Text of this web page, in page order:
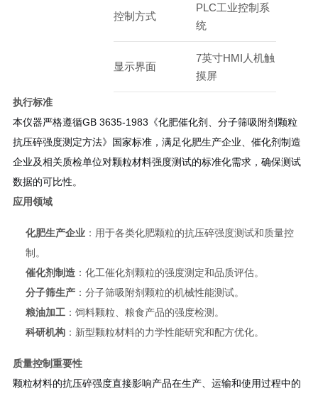
控制方式
PLC工业控制系
统
显示界面
7英寸HMI人机触
摸屏
执行标准
本仪器严格遵循GB 3635-1983《化肥催化剂、分子筛吸附剂颗粒
抗压碎强度测定方法》国家标准，满足化肥生产企业、催化剂制造
企业及相关质检单位对颗粒材料强度测试的标准化需求，确保测试
数据的可比性。
应用领域
化肥生产企业：用于各类化肥颗粒的抗压碎强度测试和质量控
制。
催化剂制造：化工催化剂颗粒的强度测定和品质评估。
分子筛生产：分子筛吸附剂颗粒的机械性能测试。
粮油加工：饲料颗粒、粮食产品的强度检测。
科研机构：新型颗粒材料的力学性能研究和配方优化。
质量控制重要性
颗粒材料的抗压碎强度直接影响产品在生产、运输和使用过程中的